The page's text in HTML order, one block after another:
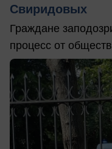
Свиридовых
Граждане
процесс от